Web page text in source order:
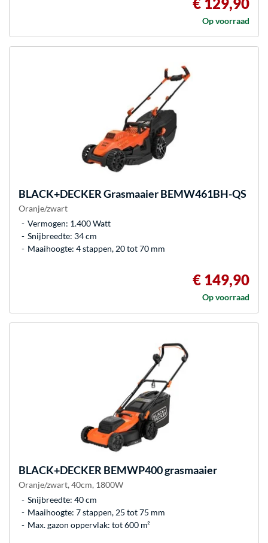
Op voorraad
BLACK+DECKERGrasmaaier BEMW461BH-QS
Oranje/zwart
Vermogen: 1.400 Watt
Snijbreedte: 34 cm
Maaihoogte: 4 stappen, 20 tot 70 mm
€ 149,90
Op voorraad
BLACK+DECKER BEMWP400 grasmaaier
Oranje/zwart, 40cm, 1800W
Snijbreedte: 40 cm
Maaihoogte: 7 stappen, 25 tot 75 mm
Max. gazon oppervlak: tot 600 m²